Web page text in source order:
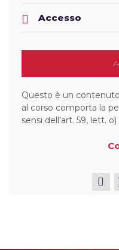
Accesso
Questo è un
al corso comporta la
sensi dell’art. 59, lett.